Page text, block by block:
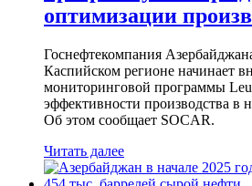
оптимизации
Госнефтекомпания
Каспийском регионе начинает
мониторинговой программы
эффективности производства в
Об этом сообщает SOCAR.
Читать далее